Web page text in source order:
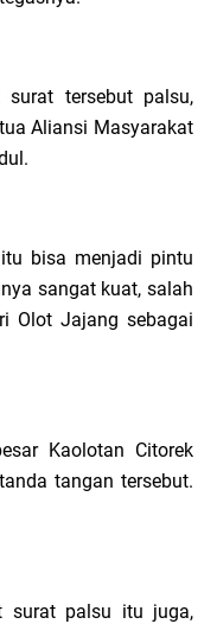
tersebut palsu,
Aliansi Masyarakat
bisa menjadi pintu
sangat kuat, salah
Olot Jajang sebagai
Kaolotan Citorek
tangan tersebut.
surat palsu itu juga,